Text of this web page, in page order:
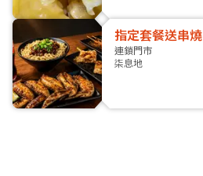
指定套餐送串燒
連鎖門市
柒息地